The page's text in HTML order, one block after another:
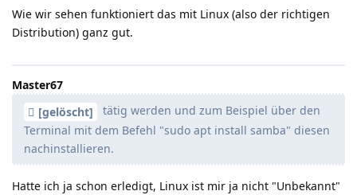
Wie wir sehen funktioniert das mit Linux (also der richtigen
Distribution) ganz gut.
Master67
[gelöscht]
tätig werden und zum Beispiel über den
Terminal mit dem Befehl "sudo apt install samba" diesen
nachinstallieren.
Hatte ich ja schon erledigt, Linux ist mir ja nicht "Unbekannt"